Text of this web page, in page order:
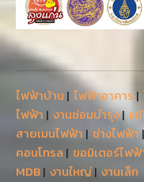
ไฟฟ้าบ้าน | ไฟฟ้าอาคาร |
ไฟฟ้า | งานซ่อมบำรุง|แ
สายเมนไฟฟ้า | ช่างไฟฟ้า
คอนโทรล | ขอมิเตอร์ไฟฟ้
MDB| งานใหญ่| งานเล็ก